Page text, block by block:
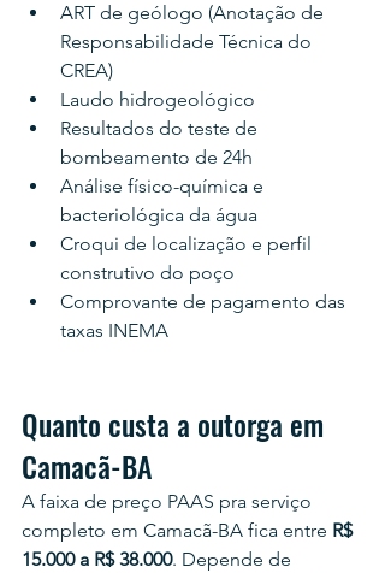
ART de geólogo (Anotação de
Responsabilidade Técnica do
CREA)
Laudo hidrogeológico
Resultados do teste de
bombeamento de 24h
Análise físico-química e
bacteriológica da água
Croqui de localização e perfil
construtivo do poço
Comprovante de pagamento das
taxas INEMA
Quanto custa a outorga em
Camacã-BA
A faixa de preço PAAS pra serviço
completo em Camacã-BA fica entre R$
15.000 a R$ 38.000. Depende de